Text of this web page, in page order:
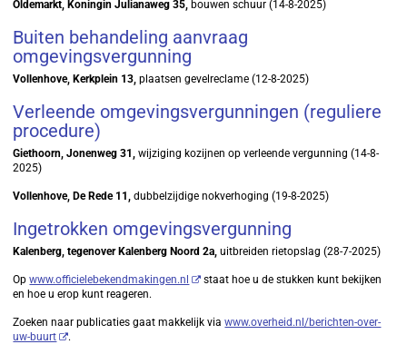
Oldemarkt, Koningin Julianaweg 35, bouwen schuur (14-8-2025)
Buiten behandeling aanvraag
omgevingsvergunning
Vollenhove, Kerkplein 13, plaatsen gevelreclame (12-8-2025)
Verleende omgevingsvergunningen (reguliere
procedure)
Giethoorn, Jonenweg 31,wijziging kozijnen op verleende vergunning (14-8-
2025)
Vollenhove, De Rede 11, dubbelzijdige nokverhoging (19-8-2025)
Ingetrokken omgevingsvergunning
Kalenberg, tegenover Kalenberg Noord 2a, uitbreiden rietopslag (28-7-2025)
Opwww.officielebekendmakingen.nl
staat hoe u de stukken kunt bekijken
en hoe u erop kunt reageren.
Zoeken naar publicaties gaat makkelijk viawww.overheid.nl/berichten-over-
uw-buurt
.